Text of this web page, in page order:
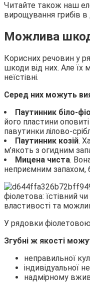
Читайте також наш
вирощування грибів
Можлива
Корисних речовин у
шкоди від них. Але їх
неїстівні.
Серед них можуть
Паутинник біло-
його пластини оповиті
павутинки лілово-
Паутинник козій.
м’якоть з огидним
Мицена чиста.
неприємним запахом,
У рядовки фіолетовою
Згубні ж якості
неправильної
індивідуальної
надмірному